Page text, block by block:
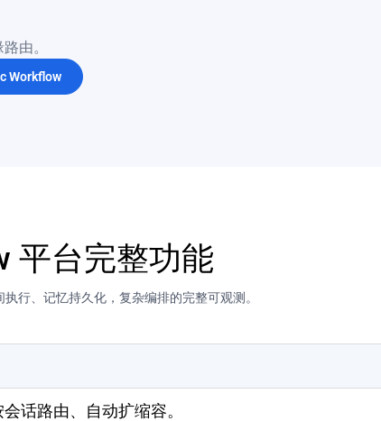
由。
Workflow
平台完整功能
行、记忆持久化，复杂编排的完整可观测。
话路由、自动扩缩容。